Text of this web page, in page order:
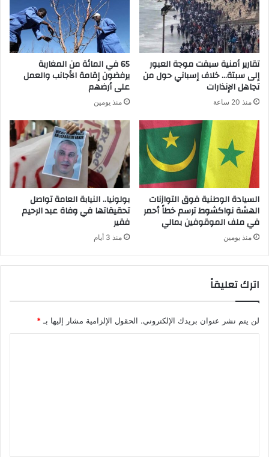
تقارير أمنية سبقت موجة العبور
إلى سبتة… خلاف إسباني حول من
تجاهل الإنذارات
منذ 20 ساعة
65 في المائة من المغاربة
يرفضون إقامة الأجانب والعمل
على أرضهم
منذ يومين
السيادة الوطنية فوق التوازنات
الهشة نواكشوط ترسم خطاً أحمر
في ملف الموقوفين بمالي
منذ يومين
بولونيا.. النيابة العامة تواصل
تحقيقاتها في وفاة عبد الرحيم
فقير
منذ 3 أيام
اترك تعليقاً
لن يتم نشر عنوان بريدك الإلكتروني. الحقول الإلزامية مشار إليها بـ *